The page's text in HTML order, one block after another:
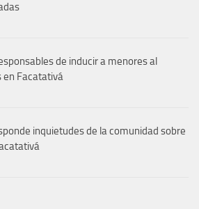
de inducir a menores al
en Facatativá
inquietudes de la comunidad sobre